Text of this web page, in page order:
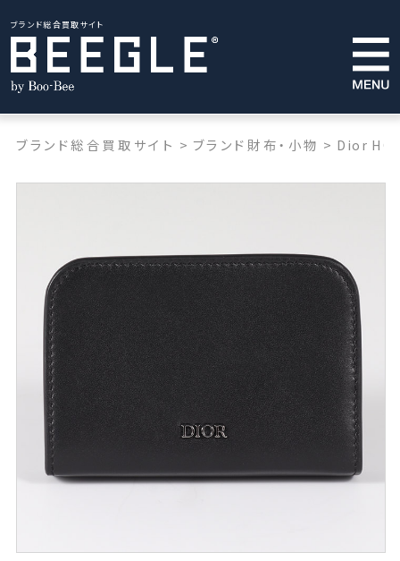
ブランド総合買取サイト
ブランド総合買取サイト > ブランド財布・小物 > Dior